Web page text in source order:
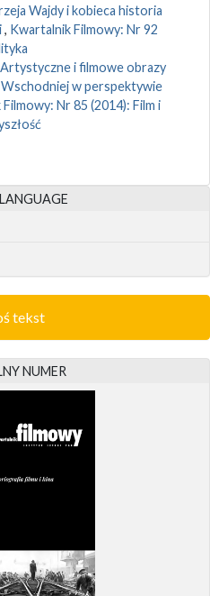
Wajdy i kobieca historia
, Kwartalnik Filmowy: Nr 92
Artystyczne i filmowe obrazy
w perspektywie
Nr 85 (2014): Film i
tekst
NUMER